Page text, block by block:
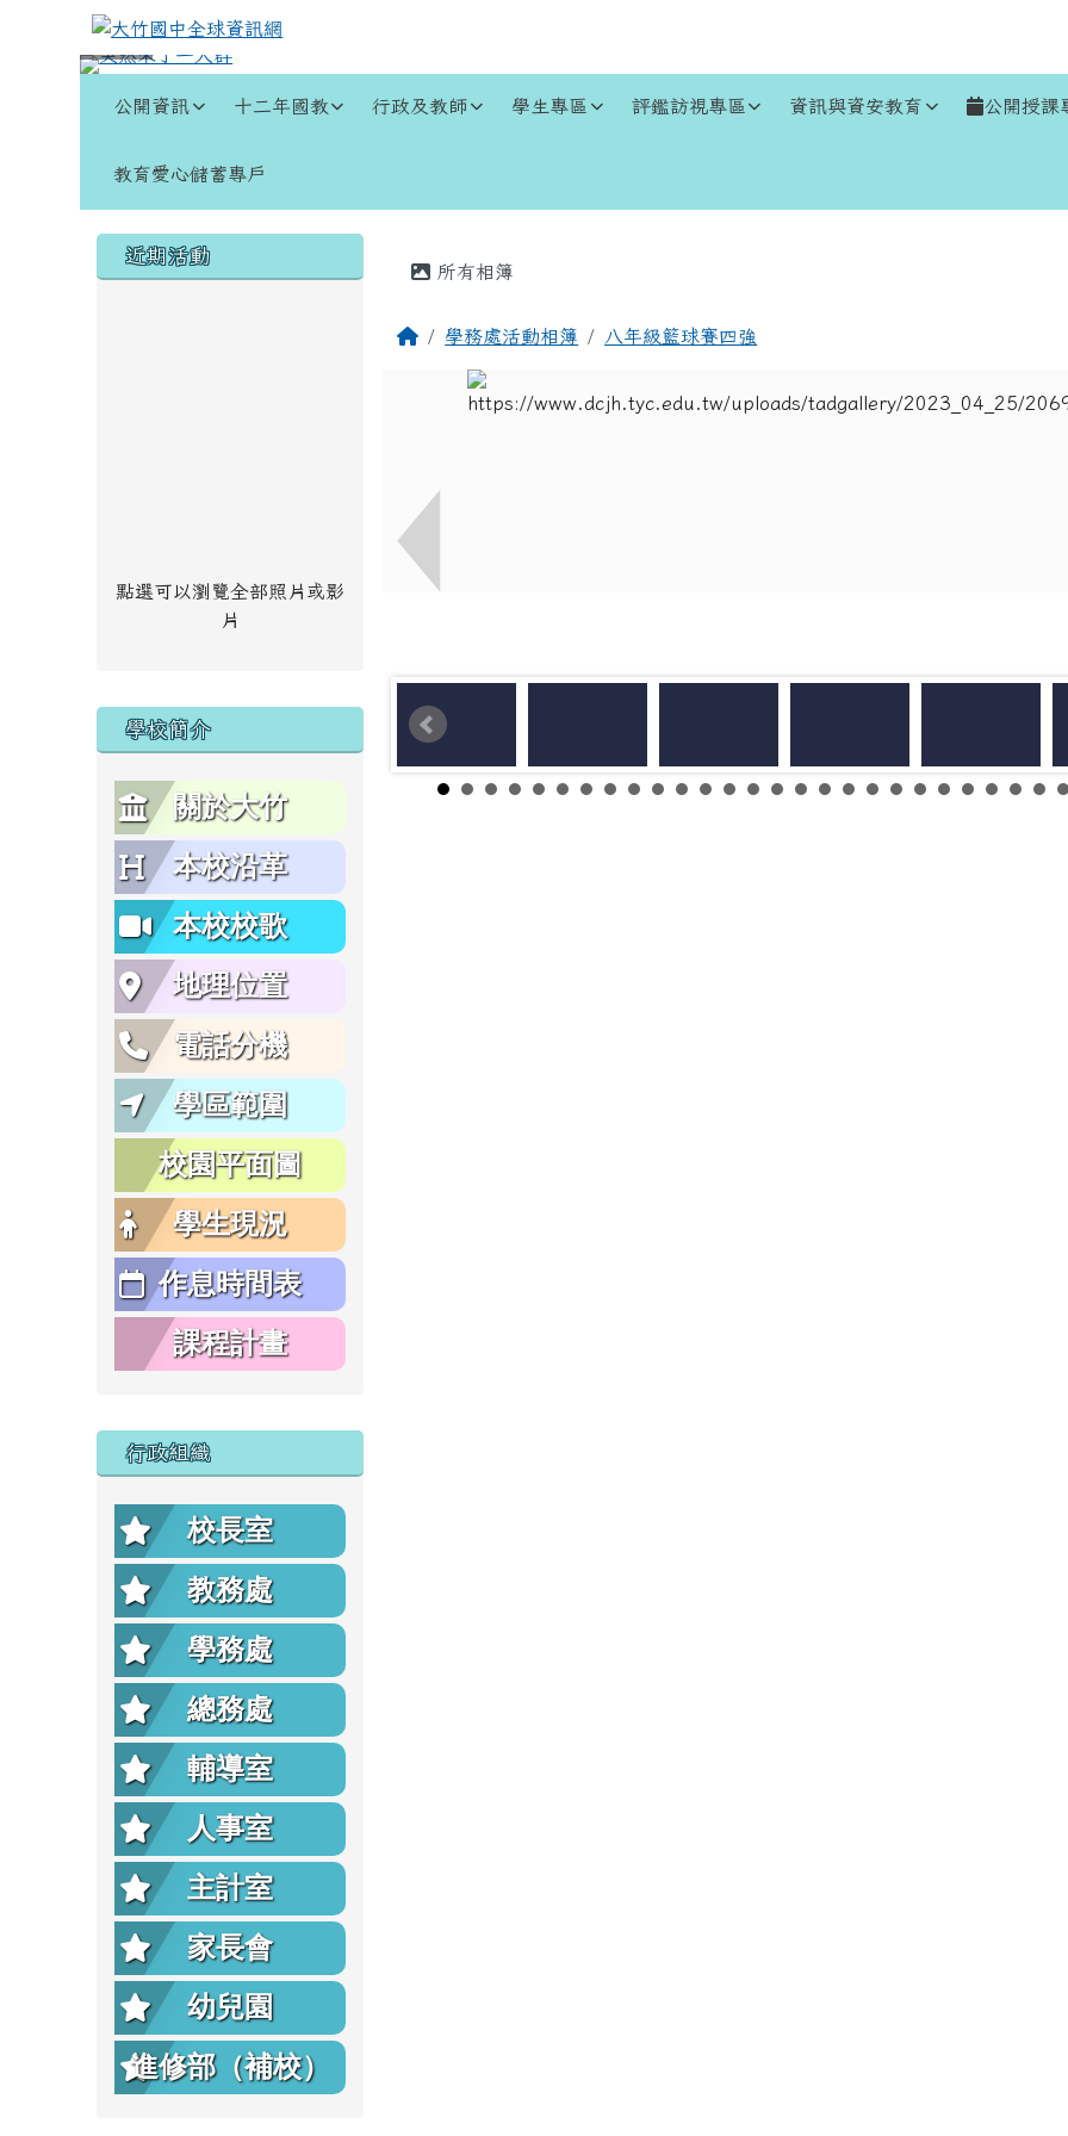
跳至主內容區
大竹國中全球資訊網
公開資訊 十二年國教 行政及教師 學生專區 評鑑訪視專區 資訊與資安教育 公開授課
教育愛心儲蓄專戶
左邊區域內容
近期活動
點選可以瀏覽全部照片或影
片
學校簡介
關於大竹
本校沿革
本校校歌
地理位置
電話分機
學區範圍
校園平面圖
學生現況
作息時間表
課程計畫
行政組織
校長室
教務處
學務處
總務處
輔導室
人事室
主計室
家長會
幼兒園
進修部（補校）
主內容區域
所有相簿
回首頁學務處活動相簿 八年級籃球賽四強
頁尾區域